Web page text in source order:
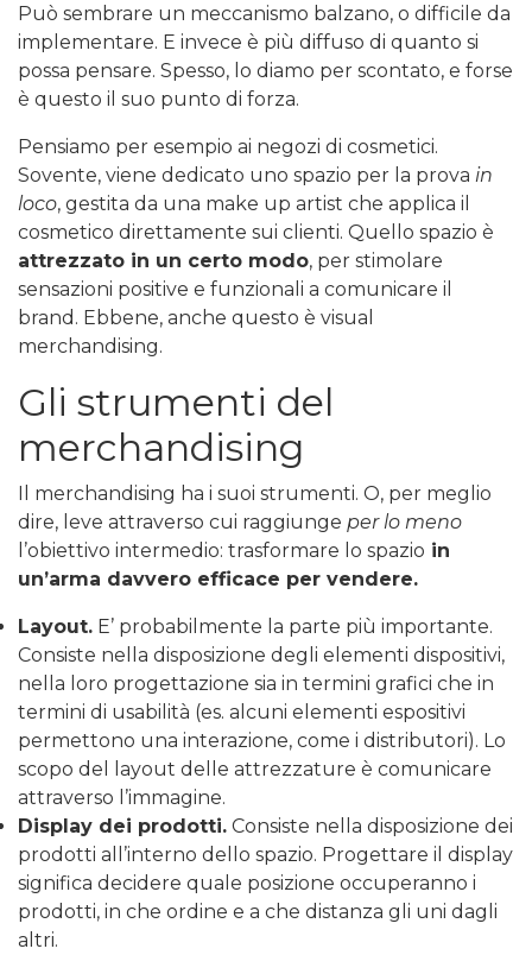
Può sembrare un meccanismo balzano, o difficile da
implementare. E invece è più diffuso di quanto si
possa pensare. Spesso, lo diamo per scontato, e forse
è questo il suo punto di forza.
Pensiamo per esempio ai negozi di cosmetici.
Sovente, viene dedicato uno spazio per la prova in
loco, gestita da una make up artist che applica il
cosmetico direttamente sui clienti. Quello spazio è
attrezzato in un certo modo, per stimolare
sensazioni positive e funzionali a comunicare il
brand. Ebbene, anche questo è visual
merchandising.
Gli strumenti del
merchandising
Il merchandising ha i suoi strumenti. O, per meglio
dire, leve attraverso cui raggiunge per lo meno
l’obiettivo intermedio: trasformare lo spazio in
un’arma davvero efficace per vendere.
Layout. E’ probabilmente la parte più importante.
Consiste nella disposizione degli elementi dispositivi,
nella loro progettazione sia in termini grafici che in
termini di usabilità (es. alcuni elementi espositivi
permettono una interazione, come i distributori). Lo
scopo del layout delle attrezzature è comunicare
attraverso l’immagine.
Display dei prodotti. Consiste nella disposizione dei
prodotti all’interno dello spazio. Progettare il display
significa decidere quale posizione occuperanno i
prodotti, in che ordine e a che distanza gli uni dagli
altri.